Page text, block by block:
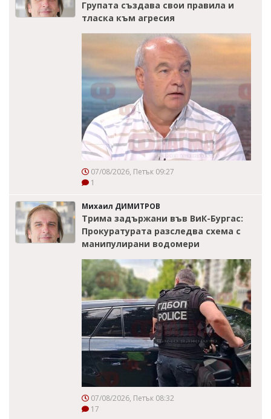
Групата създава свои правила и
тласка към агресия
07/08/2026, Петък 09:27
1
Михаил ДИМИТРОВ
Трима задържани във ВиК-Бургас:
Прокуратурата разследва схема с
манипулирани водомери
07/08/2026, Петък 08:32
17